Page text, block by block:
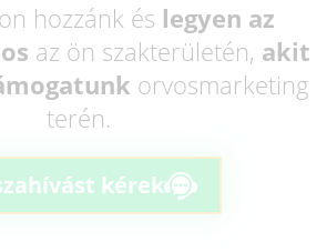
hozzánk és legyen az
az ön szakterületén, akit
orvosmarketing
terén.
kérek